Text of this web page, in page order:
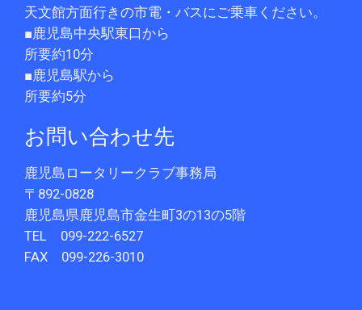
天文館方面行きの市電・バスにご乗車ください。
■鹿児島中央駅東口から
所要約10分
■鹿児島駅から
所要約5分
お問い合わせ先
鹿児島ロータリークラブ事務局
〒892-0828
鹿児島県鹿児島市金生町3の13の5階
TEL 099-222-6527
FAX 099-226-3010